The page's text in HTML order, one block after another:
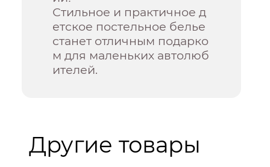
Стильное и практичное д
етское постельное белье
станет отличным подарко
м для маленьких автолюб
ителей.
Другие товары